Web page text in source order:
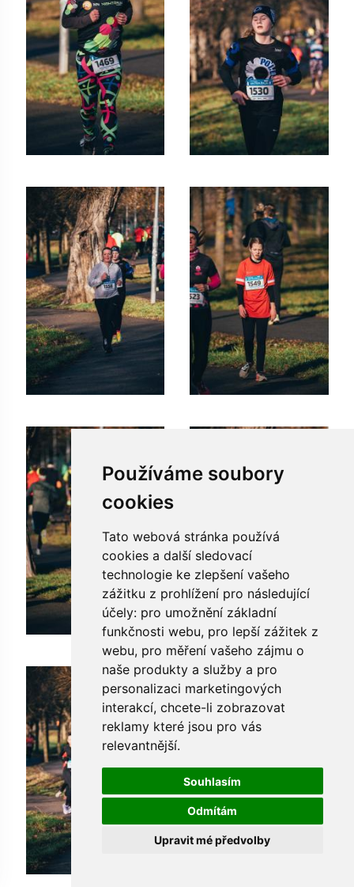
Používáme soubory
cookies
Tato webová stránka používá
cookies a další sledovací
technologie ke zlepšení vašeho
zážitku z prohlížení pro následující
účely: pro umožnění základní
funkčnosti webu, pro lepší zážitek z
webu, pro měření vašeho zájmu o
naše produkty a služby a pro
personalizaci marketingových
interakcí, chcete-li zobrazovat
reklamy které jsou pro vás
relevantnější.
Souhlasím
Odmítám
Upravit mé předvolby